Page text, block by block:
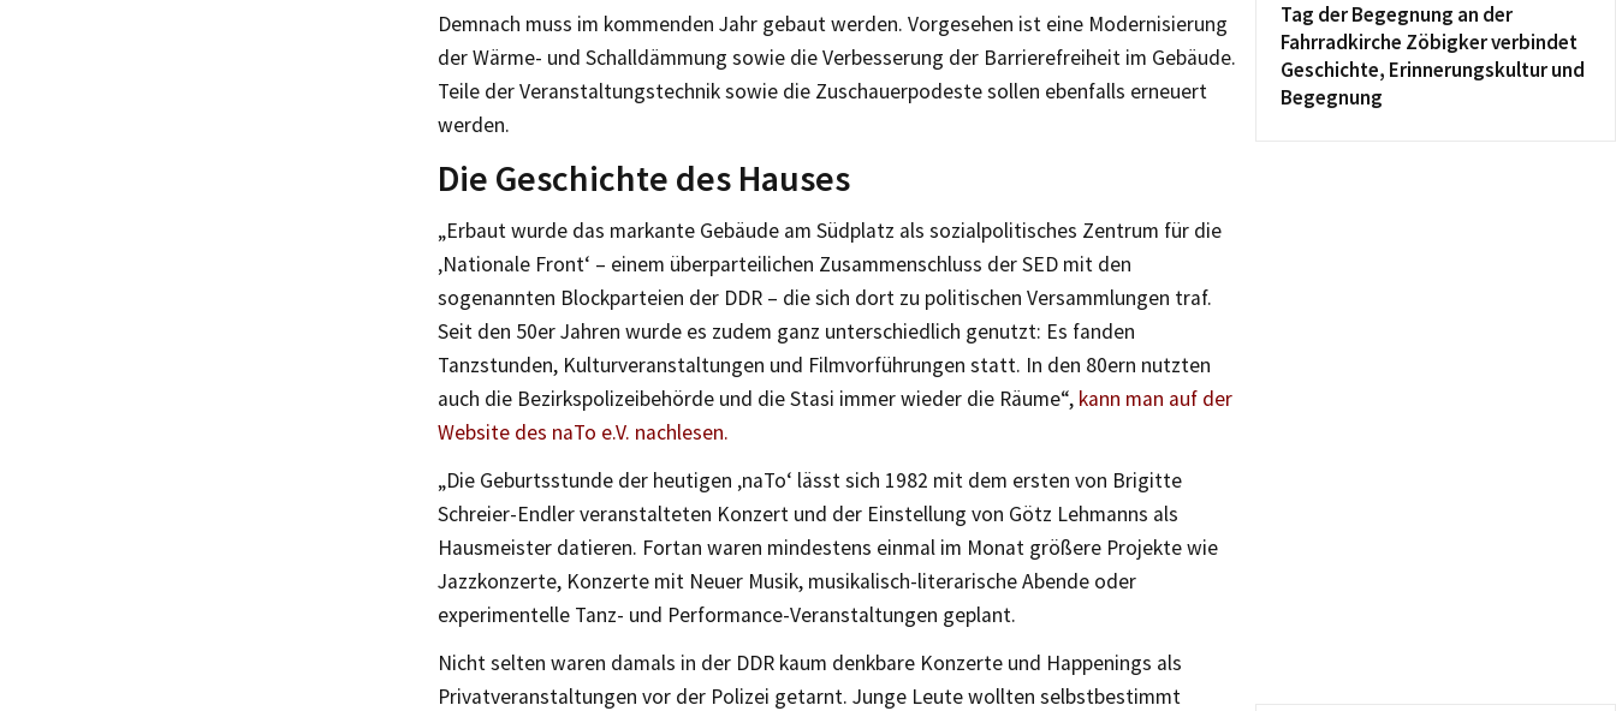
Demnach muss im kommenden Jahr gebaut werden. Vorgesehen ist eine Modernisierung
der Wärme- und Schalldämmung sowie die Verbesserung der Barrierefreiheit im Gebäude.
Teile der Veranstaltungstechnik sowie die Zuschauerpodeste sollen ebenfalls erneuert
werden.
Die Geschichte des Hauses
„Erbaut wurde das markante Gebäude am Südplatz als sozialpolitisches Zentrum für die
‚Nationale Front‘ – einem überparteilichen Zusammenschluss der SED mit den
sogenannten Blockparteien der DDR – die sich dort zu politischen Versammlungen traf.
Seit den 50er Jahren wurde es zudem ganz unterschiedlich genutzt: Es fanden
Tanzstunden, Kulturveranstaltungen und Filmvorführungen statt. In den 80ern nutzten
auch die Bezirkspolizeibehörde und die Stasi immer wieder die Räume“, kann man auf der
Website des naTo e.V. nachlesen.
„Die Geburtsstunde der heutigen ‚naTo‘ lässt sich 1982 mit dem ersten von Brigitte
Schreier-Endler veranstalteten Konzert und der Einstellung von Götz Lehmanns als
Hausmeister datieren. Fortan waren mindestens einmal im Monat größere Projekte wie
Jazzkonzerte, Konzerte mit Neuer Musik, musikalisch-literarische Abende oder
experimentelle Tanz- und Performance-Veranstaltungen geplant.
Nicht selten waren damals in der DDR kaum denkbare Konzerte und Happenings als
Privatveranstaltungen vor der Polizei getarnt. Junge Leute wollten selbstbestimmt
Tag der Begegnung an der
Fahrradkirche Zöbigker verbindet
Geschichte, Erinnerungskultur und
Begegnung